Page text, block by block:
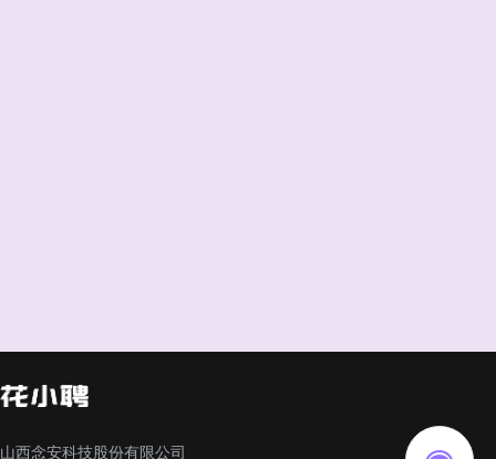
山西念安科技股份有限公司